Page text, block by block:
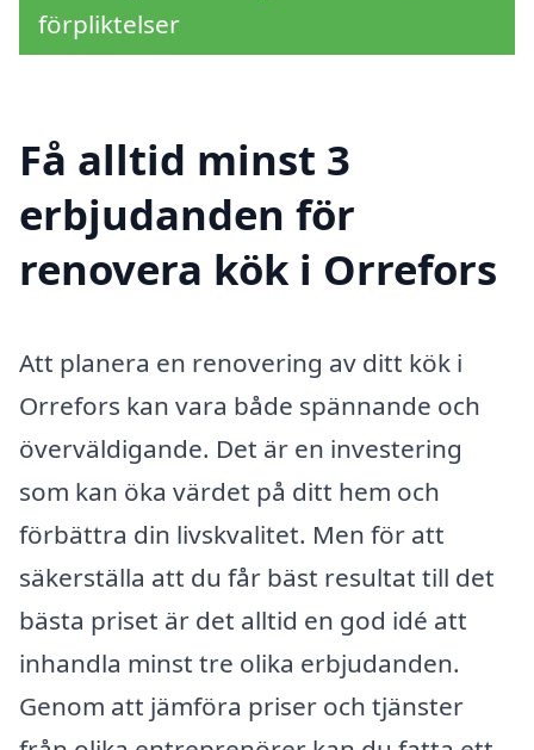
förpliktelser
Få alltid minst 3
erbjudanden för
renovera kök i Orrefors
Att planera en renovering av ditt kök i
Orrefors kan vara både spännande och
överväldigande. Det är en investering
som kan öka värdet på ditt hem och
förbättra din livskvalitet. Men för att
säkerställa att du får bäst resultat till det
bästa priset är det alltid en god idé att
inhandla minst tre olika erbjudanden.
Genom att jämföra priser och tjänster